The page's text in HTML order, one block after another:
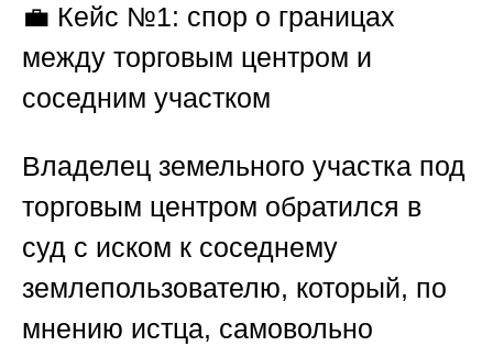
💼 Кейс №1: спор о границах
между торговым центром и
соседним участком
Владелец земельного участка под
торговым центром обратился в
суд с иском к соседнему
землепользователю, который, по
мнению истца, самовольно